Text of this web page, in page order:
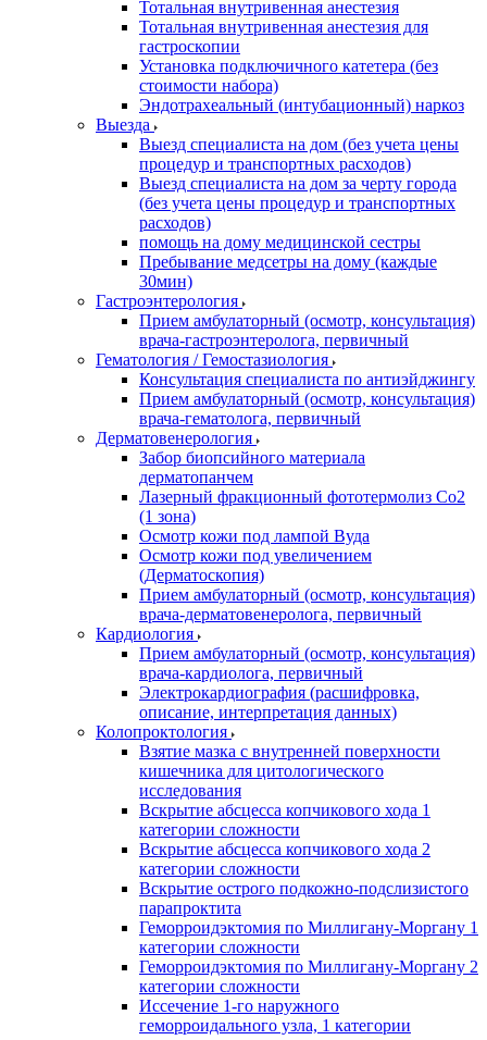
Тотальная внутривенная анестезия
Тотальная внутривенная анестезия для
гастроскопии
Установка подключичного катетера (без
стоимости набора)
Эндотрахеальный (интубационный) наркоз
Выезда
Выезд специалиста на дом (без учета цены
процедур и транспортных расходов)
Выезд специалиста на дом за черту города
(без учета цены процедур и транспортных
расходов)
помощь на дому медицинской сестры
Пребывание медсетры на дому (каждые
30мин)
Гастроэнтерология
Прием амбулаторный (осмотр, консультация)
врача-гастроэнтеролога, первичный
Гематология / Гемостазиология
Консультация специалиста по антиэйджингу
Прием амбулаторный (осмотр, консультация)
врача-гематолога, первичный
Дерматовенерология
Забор биопсийного материала
дерматопанчем
Лазерный фракционный фототермолиз Со2
(1 зона)
Осмотр кожи под лампой Вуда
Осмотр кожи под увеличением
(Дерматоскопия)
Прием амбулаторный (осмотр, консультация)
врача-дерматовенеролога, первичный
Кардиология
Прием амбулаторный (осмотр, консультация)
врача-кардиолога, первичный
Электрокардиография (расшифровка,
описание, интерпретация данных)
Колопроктология
Взятие мазка с внутренней поверхности
кишечника для цитологического
исследования
Вскрытие абсцесса копчикового хода 1
категории сложности
Вскрытие абсцесса копчикового хода 2
категории сложности
Вскрытие острого подкожно-подслизистого
парапроктита
Геморроидэктомия по Миллигану-Моргану 1
категории сложности
Геморроидэктомия по Миллигану-Моргану 2
категории сложности
Иссечение 1-го наружного
геморроидального узла, 1 категории